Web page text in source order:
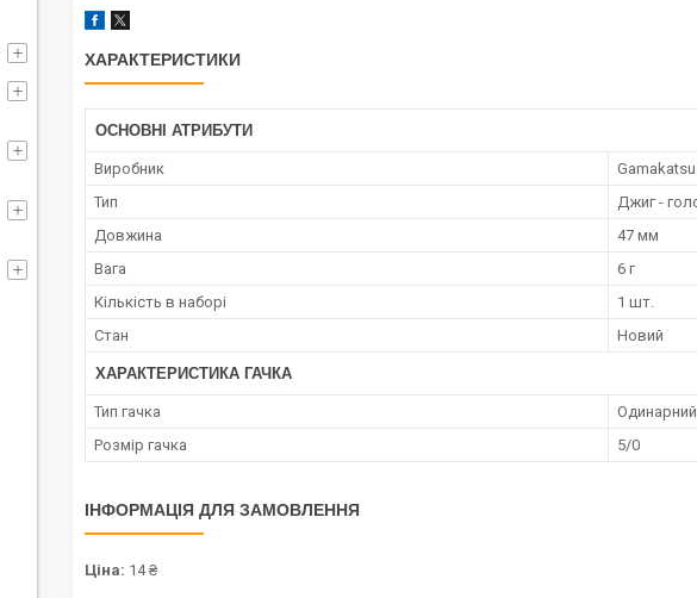
ХАРАКТЕРИСТИКИ
ОСНОВНІ АТРИБУТИ
Виробник
Gamakatsu
Тип
Джиг -
Довжина
47 мм
Вага
6 г
Кількість в наборі
1 шт.
Стан
Новий
ХАРАКТЕРИСТИКА ГАЧКА
Тип гачка
Одинарний
Розмір гачка
5/0
ІНФОРМАЦІЯ ДЛЯ ЗАМОВЛЕННЯ
Ціна: 14 ₴